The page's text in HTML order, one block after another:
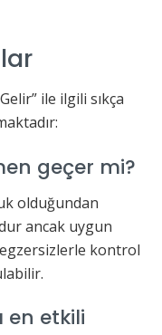
ile ilgili sıkça
geçer mi?
olduğundan
ancak uygun
kontrol
en etkili